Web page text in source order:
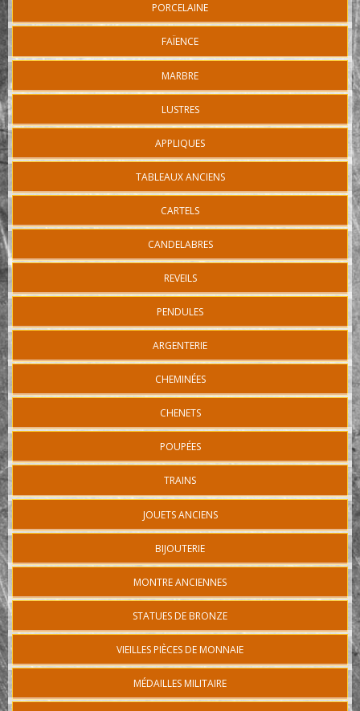
PORCELAINE
FAÏENCE
MARBRE
LUSTRES
APPLIQUES
TABLEAUX ANCIENS
CARTELS
CANDELABRES
REVEILS
PENDULES
ARGENTERIE
CHEMINÉES
CHENETS
POUPÉES
TRAINS
JOUETS ANCIENS
BIJOUTERIE
MONTRE ANCIENNES
STATUES DE BRONZE
VIEILLES PIÈCES DE MONNAIE
MÉDAILLES MILITAIRE